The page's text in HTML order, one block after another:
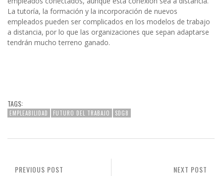
La tutoría, la formación y la incorporación de nuevos
empleados pueden ser complicados en los modelos de trabajo
a distancia, por lo que las organizaciones que sepan adaptarse
tendrán mucho terreno ganado.
TAGS:
EMPLEABILIDAD FUTURO DEL TRABAJO SDG8
NEXT POST
PREVIOUS POST